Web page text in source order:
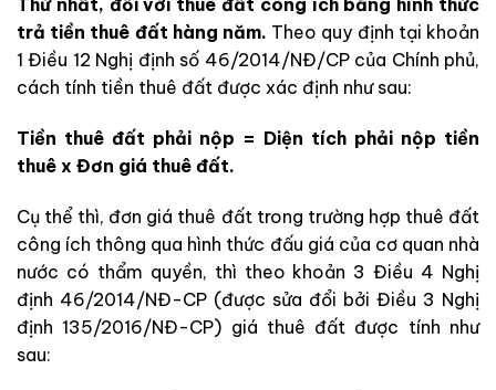
Thứ nhất, đối với thuê đất công ích bằng hình thức
trả tiền thuê đất hàng năm. Theo quy định tại khoản
1 Điều 12 Nghị định số 46/2014/NĐ/CP của Chính phủ,
cách tính tiền thuê đất được xác định như sau:
Tiền thuê đất phải nộp = Diện tích phải nộp tiền
thuê x Đơn giá thuê đất.
Cụ thể thì, đơn giá thuê đất trong trường hợp thuê đất
công ích thông qua hình thức đấu giá của cơ quan nhà
nước có thẩm quyền, thì theo khoản 3 Điều 4 Nghị
định 46/2014/NĐ-CP (được sửa đổi bởi Điều 3 Nghị
định 135/2016/NĐ-CP) giá thuê đất được tính như
sau: